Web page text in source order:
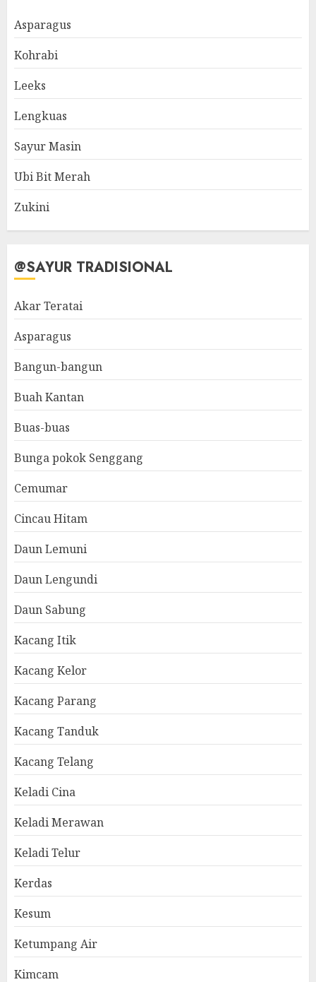
Asparagus
Kohrabi
Leeks
Lengkuas
Sayur Masin
Ubi Bit Merah
Zukini
@SAYUR TRADISIONAL
Akar Teratai
Asparagus
Bangun-bangun
Buah Kantan
Buas-buas
Bunga pokok Senggang
Cemumar
Cincau Hitam
Daun Lemuni
Daun Lengundi
Daun Sabung
Kacang Itik
Kacang Kelor
Kacang Parang
Kacang Tanduk
Kacang Telang
Keladi Cina
Keladi Merawan
Keladi Telur
Kerdas
Kesum
Ketumpang Air
Kimcam